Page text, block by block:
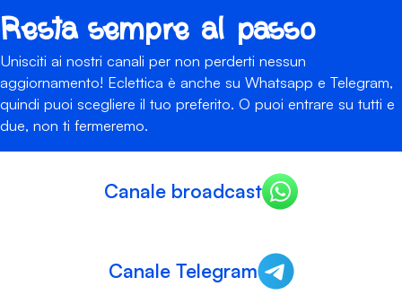
Resta sempre al passo
Unisciti ai nostri canali per non perderti nessun
aggiornamento! Eclettica è anche su Whatsapp e Telegram,
quindi puoi scegliere il tuo preferito. O puoi entrare su tutti e
due, non ti fermeremo.
Canale broadcast
Canale Telegram